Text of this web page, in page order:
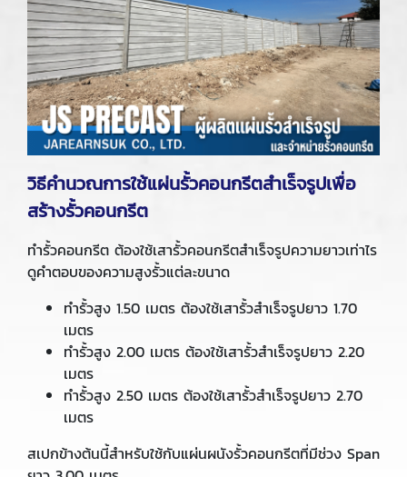
วิธีคำนวณการใช้แผ่นรั้วคอนกรีตสำเร็จรูปเพื่อ
สร้างรั้วคอนกรีต
ทำรั้วคอนกรีต ต้องใช้เสารั้วคอนกรีตสำเร็จรูปความยาวเท่าไร
ดูคำตอบของความสูงรั้วแต่ละขนาด
ทำรั้วสูง 1.50 เมตร ต้องใช้เสารั้วสำเร็จรูปยาว 1.70
เมตร
ทำรั้วสูง 2.00 เมตร ต้องใช้เสารั้วสำเร็จรูปยาว 2.20
เมตร
ทำรั้วสูง 2.50 เมตร ต้องใช้เสารั้วสำเร็จรูปยาว 2.70
เมตร
สเปกข้างต้นนี้สำหรับใช้กับแผ่นผนังรั้วคอนกรีตที่มีช่วง Span